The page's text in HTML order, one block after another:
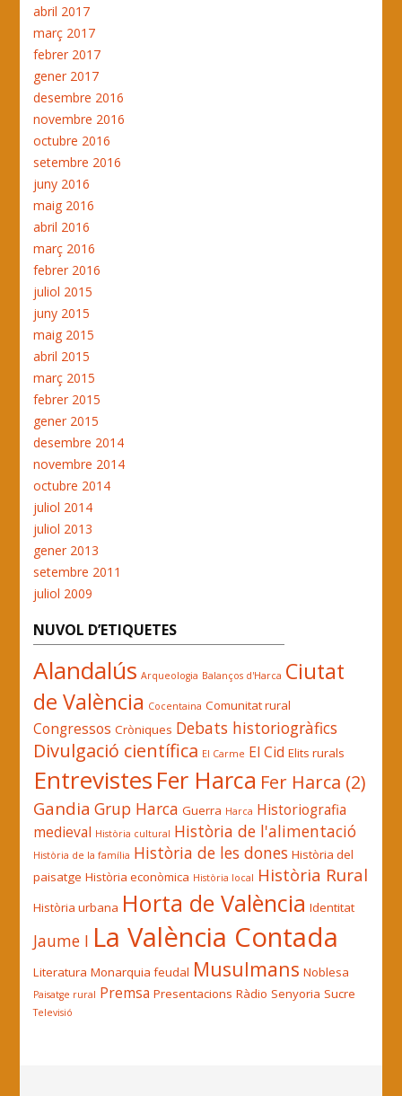
abril 2017
març 2017
febrer 2017
gener 2017
desembre 2016
novembre 2016
octubre 2016
setembre 2016
juny 2016
maig 2016
abril 2016
març 2016
febrer 2016
juliol 2015
juny 2015
maig 2015
abril 2015
març 2015
febrer 2015
gener 2015
desembre 2014
novembre 2014
octubre 2014
juliol 2014
juliol 2013
gener 2013
setembre 2011
juliol 2009
NUVOL D’ETIQUETES
Alandalús Arqueologia Balanços d'Harca Ciutat
de València Cocentaina Comunitat rural
Congressos Cròniques Debats historiogràfics
Divulgació científica El Carme El Cid Elits rurals
Entrevistes Fer Harca Fer Harca (2)
Gandia Grup Harca Guerra Harca Historiografia
medieval Història cultural Història de l'alimentació
Història de la família Història de les dones Història del
paisatge Història econòmica Història local Història Rural
Història urbana Horta de València Identitat
Jaume I La València Contada
Literatura Monarquia feudal Musulmans Noblesa
Paisatge rural Premsa Presentacions Ràdio Senyoria Sucre
Televisió